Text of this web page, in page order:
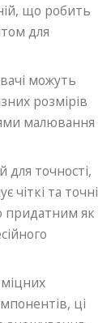
що робить
для
можуть
розмірів
малювання
для точності,
чіткі та точні
придатним як
ці